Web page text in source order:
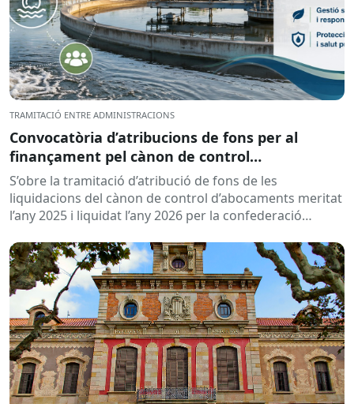
TRAMITACIÓ ENTRE ADMINISTRACIONS
Convocatòria d’atribucions de fons per al
finançament pel cànon de control
d’abocaments meritat l’any 2025 i liquidat l’any
2026
S’obre la tramitació d’atribució de fons de les
liquidacions del cànon de control d’abocaments meritat
l’any 2025 i liquidat l’any 2026 per la confederació